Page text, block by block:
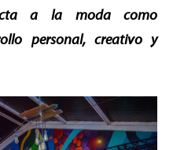
a la moda como
personal, creativo y